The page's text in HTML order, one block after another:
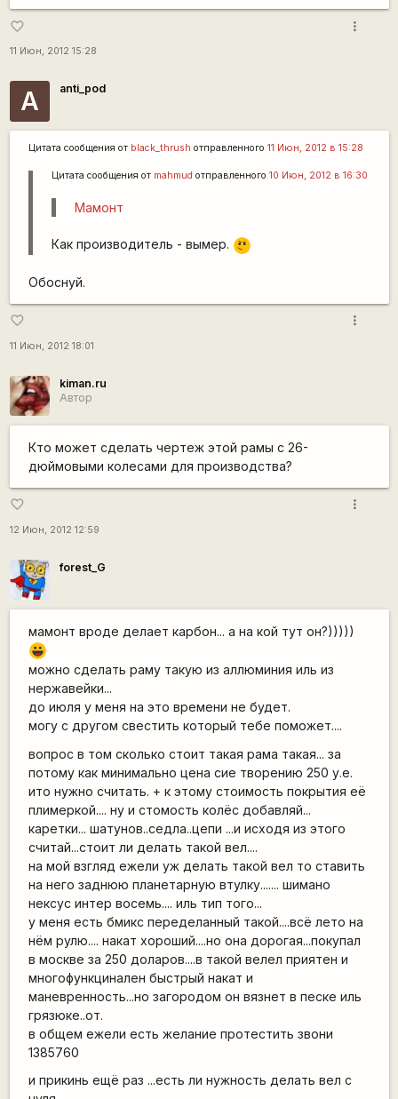
favorite_border
11 Июн, 2012 15:28
more_vert
A anti_pod
Цитата сообщения от black_thrush отправленного 11 Июн, 2012 в 15:28
Цитата сообщения от mаhmud отправленного 10 Июн, 2012 в 16:30
Мамонт
Как производитель - вымер.
\m
/
Обоснуй.
favorite_border
11 Июн, 2012 18:01
more_vert
kiman.ru
Автор
Кто может сделать чертеж этой рамы с 26-
дюймовыми колесами для производства?
favorite_border
12 Июн, 2012 12:59
more_vert
forest_G
мамонт вроде делает карбон... а на кой тут он?)))))
|-))
можно сделать раму такую из аллюминия иль из
нержавейки...
до июля у меня на это времени не будет.
могу с другом свестить который тебе поможет....
вопрос в том сколько стоит такая рама такая... за
потому как минимально цена сие творению 250 у.е.
ито нужно считать. + к этому стоимость покрытия её
плимеркой.... ну и стомость колёс добавляй...
каретки... шатунов..седла..цепи ...и исходя из этого
считай...стоит ли делать такой вел....
на мой взгляд ежели уж делать такой вел то ставить
на него заднюю планетарную втулку....... шимано
нексус интер восемь.... иль тип того...
у меня есть бмикс переделанный такой....всё лето на
нём рулю.... накат хороший....но она дорогая...покупал
в москве за 250 доларов....в такой велел приятен и
многофункцинален быстрый накат и
маневренность...но загородом он вязнет в песке иль
грязюке..от.
в общем ежели есть желание протестить звони
1385760
и прикинь ещё раз ...есть ли нужность делать вел с